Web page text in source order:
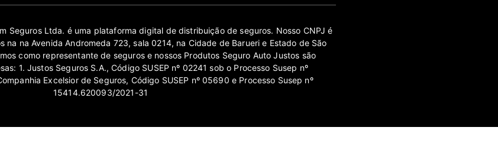
Seguros Ltda. é uma plataforma digital de distribuição de seguros. Nosso CNPJ é
na Avenida Andromeda 723, sala 0214, na Cidade de Barueri e Estado de São
como representante de seguros e nossos Produtos Seguro Auto Justos são
1. Justos Seguros S.A., Código SUSEP nº 02241 sob o Processo Susep nº
Excelsior de Seguros, Código SUSEP nº 05690 e Processo Susep nº
15414.620093/2021-31